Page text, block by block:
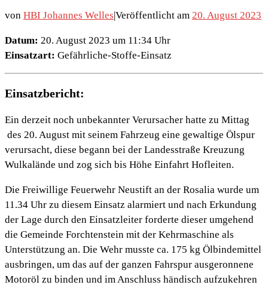
von HBI Johannes Welles|Veröffentlicht am 20. August 2023
Datum: 20. August 2023 um 11:34 Uhr
Einsatzart: Gefährliche-Stoffe-Einsatz
Einsatzbericht:
Ein derzeit noch unbekannter Verursacher hatte zu Mittag
des 20. August mit seinem Fahrzeug eine gewaltige Ölspur
verursacht, diese begann bei der Landesstraße Kreuzung
Wulkalände und zog sich bis Höhe Einfahrt Hofleiten.
Die Freiwillige Feuerwehr Neustift an der Rosalia wurde um
11.34 Uhr zu diesem Einsatz alarmiert und nach Erkundung
der Lage durch den Einsatzleiter forderte dieser umgehend
die Gemeinde Forchtenstein mit der Kehrmaschine als
Unterstützung an. Die Wehr musste ca. 175 kg Ölbindemittel
ausbringen, um das auf der ganzen Fahrspur ausgeronnene
Motoröl zu binden und im Anschluss händisch aufzukehren